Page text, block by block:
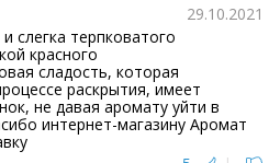
29.10.2021
слегка терпковатого
красного
сладость, которая
раскрытия, имеет
не давая аромату уйти в
интернет-магазину Аромат